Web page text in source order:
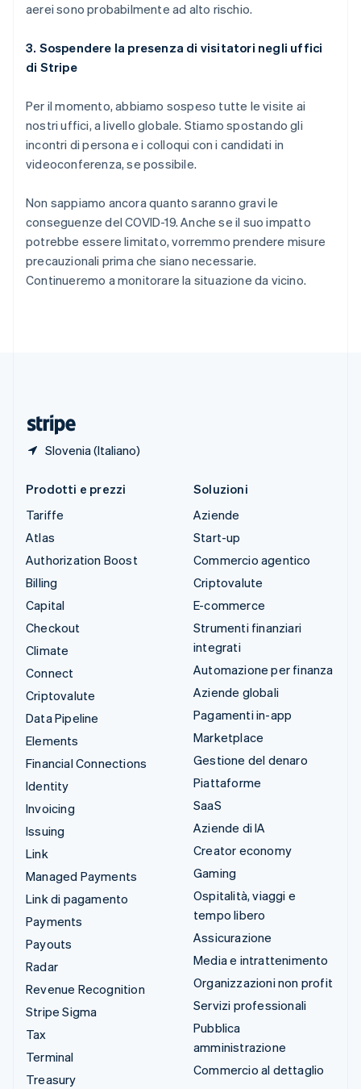
aerei sono probabilmente ad alto rischio.
3. Sospendere la presenza di visitatori negli uffici
di Stripe
Per il momento, abbiamo sospeso tutte le visite ai
nostri uffici, a livello globale. Stiamo spostando gli
incontri di persona e i colloqui con i candidati in
videoconferenza, se possibile.
Non sappiamo ancora quanto saranno gravi le
conseguenze del COVID-19. Anche se il suo impatto
potrebbe essere limitato, vorremmo prendere misure
precauzionali prima che siano necessarie.
Continueremo a monitorare la situazione da vicino.
Slovenia (Italiano)
English简体中文
English
Repubblica Ceca
Romania
English
Singapore
English 简体中文
Slovacchia
Slovenia
English Italiano
Spagna
EspañolEnglish
Stati Uniti
EnglishEspañol 简体中文
Prodotti e prezzi
Tariffe
Atlas
Authorization Boost
Billing
Capital
Checkout
Climate
Connect
Criptovalute
Data Pipeline
Elements
Financial Connections
Identity
Invoicing
Issuing
Link
Managed Payments
Link di pagamento
Payments
Payouts
Radar
Revenue Recognition
Stripe Sigma
Tax
Terminal
Treasury
Soluzioni
Aziende
Start-up
Commercio agentico
Criptovalute
E-commerce
Strumenti finanziari
integrati
Automazione per finanza
Aziende globali
Pagamenti in-app
Marketplace
Gestione del denaro
Piattaforme
SaaS
Aziende di IA
Creator economy
Gaming
Ospitalità, viaggi e
tempo libero
Assicurazione
Media e intrattenimento
Organizzazioni non profit
Servizi professionali
Pubblica
amministrazione
Commercio al dettaglio